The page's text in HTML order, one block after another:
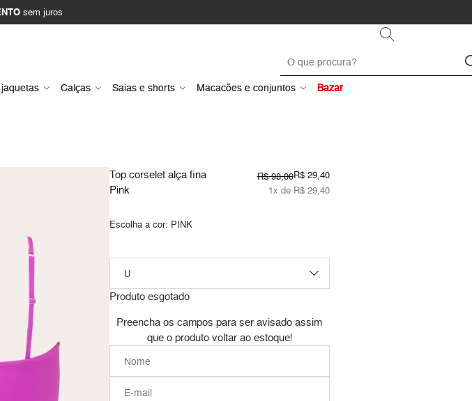
sem juros
Calças Saias e shorts Macacões e conjuntos Bazar
Top corselet alça fina
Pink
R$ 98,00R$ 29,40
1x de R$ 29,40
Escolha a cor: PINK
Produto esgotado
Preencha os campos para ser avisado assim
que o produto voltar ao estoque!